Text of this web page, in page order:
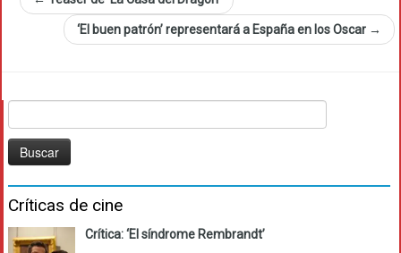
‘El buen patrón’ representará a España en los Oscar →
Críticas de cine
Crítica: ‘El síndrome Rembrandt’